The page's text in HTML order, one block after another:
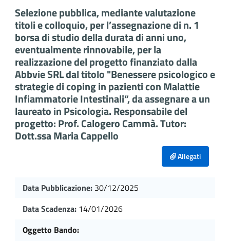
Selezione pubblica, mediante valutazione
titoli e colloquio, per l’assegnazione di n. 1
borsa di studio della durata di anni uno,
eventualmente rinnovabile, per la
realizzazione del progetto finanziato dalla
Abbvie SRL dal titolo "Benessere psicologico e
strategie di coping in pazienti con Malattie
Infiammatorie Intestinali”, da assegnare a un
laureato in Psicologia. Responsabile del
progetto: Prof. Calogero Cammà. Tutor:
Dott.ssa Maria Cappello
Allegati
Data Pubblicazione: 30/12/2025
Data Scadenza: 14/01/2026
Oggetto Bando: